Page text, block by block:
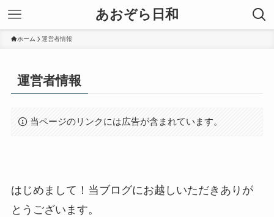
あおぞら日和
ホーム 運営者情報
運営者情報
当ページのリンクには広告が含まれています。
はじめまして！当ブログにお越しいただきありが
とうございます。